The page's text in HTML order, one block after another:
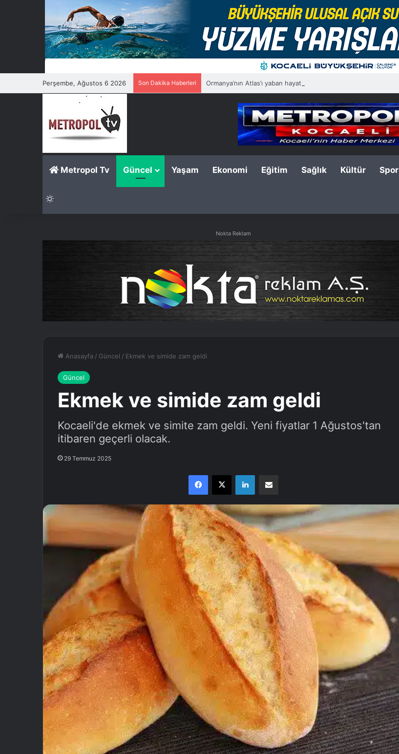
Perşembe, Ağustos 6 2026 Son Dakika Haberleri Ormanya’nın Atlas’ı yaban hayatına ışık tutacak
Metropol Tv Güncel Yaşam Ekonomi Eğitim Sağlık Kültür Spor
Nokta Reklam
Anasayfa / Güncel / Ekmek ve simide zam geldi
Güncel
Ekmek ve simide zam geldi
Kocaeli'de ekmek ve simite zam geldi. Yeni fiyatlar 1 Ağustos'tan
itibaren geçerli olacak.
29 Temmuz 2025